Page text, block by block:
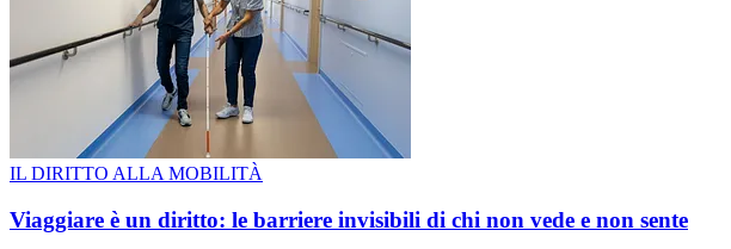
IL DIRITTO ALLA MOBILITÀ
Viaggiare è un diritto: le barriere invisibili di chi non vede e non sente